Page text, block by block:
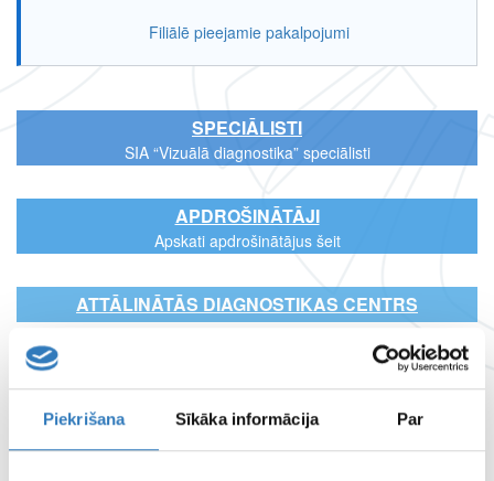
Piekrišana Sīkāka informācija Par
Filiālē pieejamie pakalpojumi
SPECIĀLISTI
SIA “Vizuālā diagnostika” speciālisti
APDROŠINĀTĀJI
Apskati apdrošinātājus šeit
ATTĀLINĀTĀS DIAGNOSTIKAS CENTRS
LAPAS